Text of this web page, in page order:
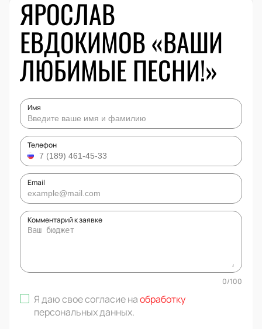
ЯРОСЛАВ
ЕВДОКИМОВ «ВАШИ
ЛЮБИМЫЕ ПЕСНИ!»
Имя
Телефон
Email
Комментарий к заявке
0/100
Я даю свое согласие наобработку
персональных данных.